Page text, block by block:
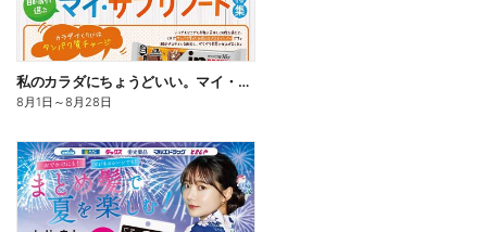
私のカラダにちょうどいい。マイ・サプリフード
8月1日 ～8月28日